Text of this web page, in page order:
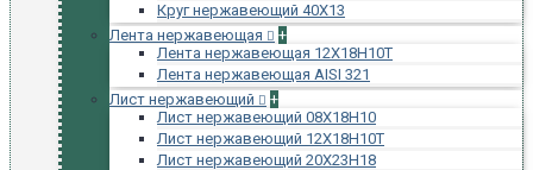
Круг нержавеющий 40Х13
Лента нержавеющая
+
Лента нержавеющая 12Х18Н10Т
Лента нержавеющая AISI 321
Лист нержавеющий
+
Лист нержавеющий 08Х18Н10
Лист нержавеющий 12Х18Н10Т
Лист нержавеющий 20Х23Н18